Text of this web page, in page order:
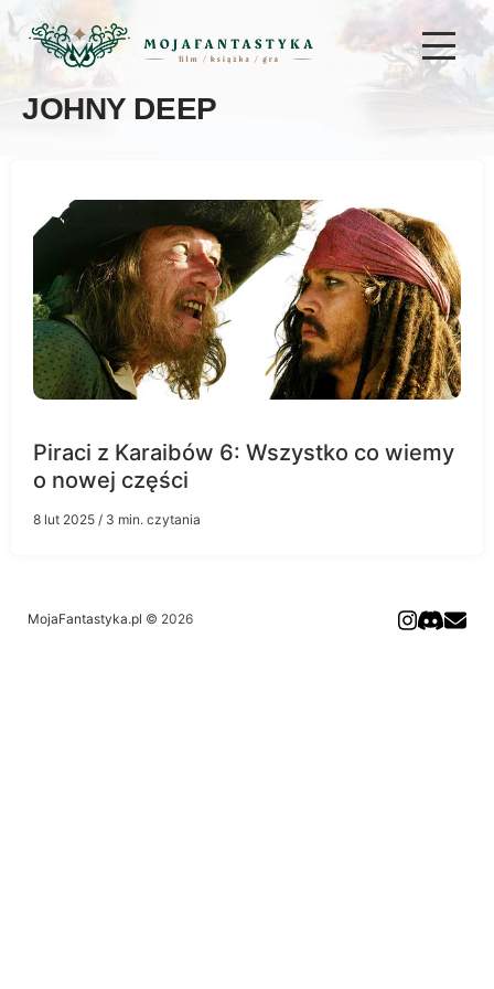
JOHNY DEEP
Piraci z Karaibów 6: Wszystko co wiemy
o nowej części
8 lut 2025 / 3 min. czytania
MojaFantastyka.pl © 2026